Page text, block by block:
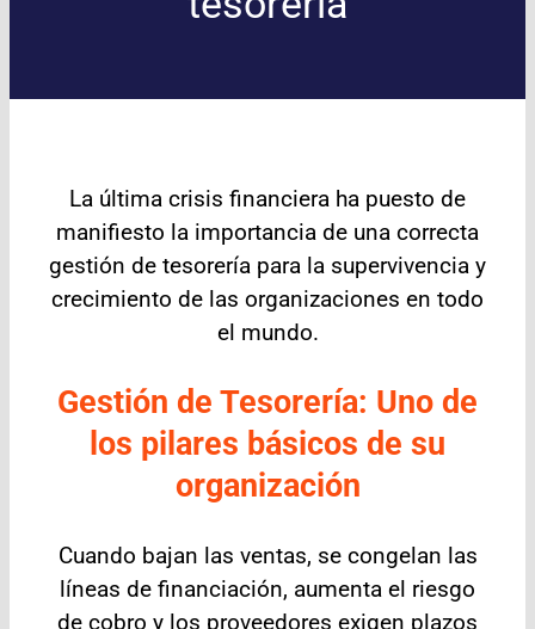
La última crisis financiera ha puesto de
manifiesto la importancia de una correcta
gestión de tesorería para la supervivencia y
crecimiento de las organizaciones en todo
el mundo.
Gestión de Tesorería: Uno de
los pilares básicos de su
organización
Cuando bajan las ventas, se congelan las
líneas de financiación, aumenta el riesgo
de cobro y los proveedores exigen plazos